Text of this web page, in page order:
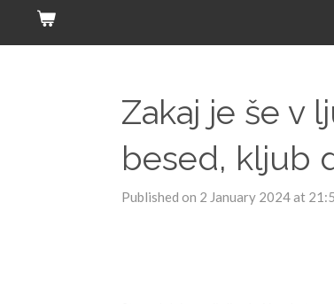
Zakaj je še v
besed, kljub
Published on 2 January 2024 at